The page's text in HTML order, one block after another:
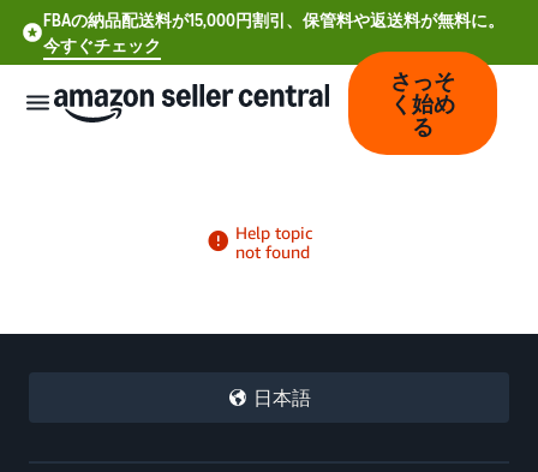
FBAの納品配送料が15,000円割引、保管料や返送料が無料に。
今すぐチェック
CN
Deutsch
- DE
さっそ
く始め
る
日本語